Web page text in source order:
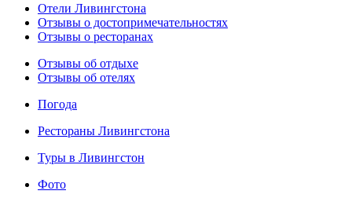
Отели Ливингстона
Отзывы о достопримечательностях
Отзывы о ресторанах
Отзывы об отдыхе
Отзывы об отелях
Погода
Рестораны Ливингстона
Туры в Ливингстон
Фото